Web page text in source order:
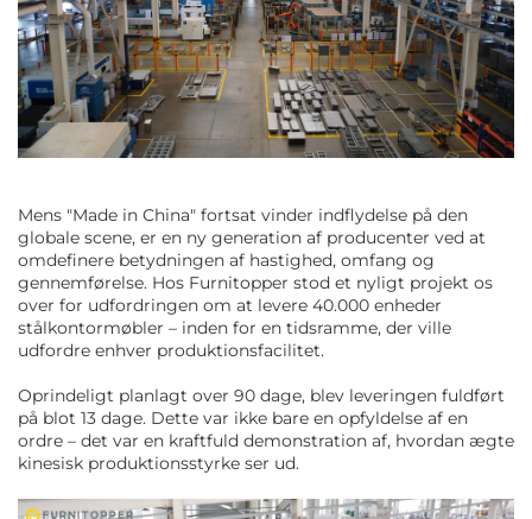
Mens "Made in China" fortsat vinder indflydelse på den
globale scene, er en ny generation af producenter ved at
omdefinere betydningen af hastighed, omfang og
gennemførelse. Hos Furnitopper stod et nyligt projekt os
over for udfordringen om at levere 40.000 enheder
stålkontormøbler – inden for en tidsramme, der ville
udfordre enhver produktionsfacilitet.
Oprindeligt planlagt over 90 dage, blev leveringen fuldført
på blot 13 dage. Dette var ikke bare en opfyldelse af en
ordre – det var en kraftfuld demonstration af, hvordan ægte
kinesisk produktionsstyrke ser ud.